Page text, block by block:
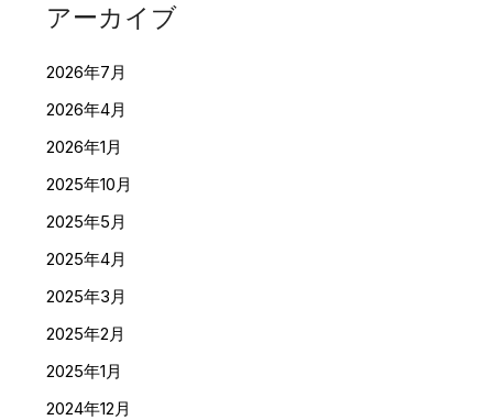
アーカイブ
2026年7月
2026年4月
2026年1月
2025年10月
2025年5月
2025年4月
2025年3月
2025年2月
2025年1月
2024年12月